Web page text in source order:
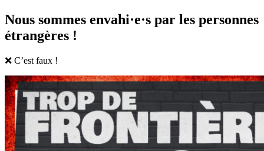
Nous sommes envahi·e·s par les personnes
étrangères !
❌ C’est faux !